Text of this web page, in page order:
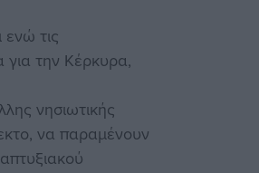
ενώ τις
την Κέρκυρα,
νησιωτικής
να παραμένουν